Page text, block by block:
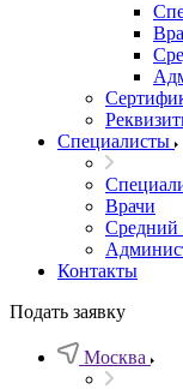
Специалисты
Врачи
Средний
Контакты
Подать заявку
Москва